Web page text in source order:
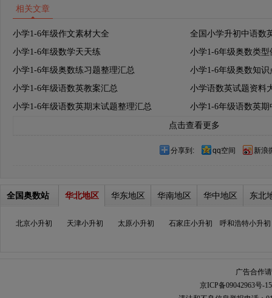
相关文章
小学1-6年级作文素材大全
全国小学升初中语数
小学1-6年级数学天天练
小学1-6年级奥数类
小学1-6年级奥数练习题整理汇总
小学1-6年级奥数知识
小学1-6年级语数英教案汇总
小学语数英试题资料
小学1-6年级语数英期末试题整理汇总
小学1-6年级语数英
点击查看更多
分享到: qq空间 新浪
全国奥数站 华北地区 华东地区 华南地区 华中地区 东北
北京小升初 天津小升初 太原小升初 石家庄小升初 呼和浩特小升初
广告合作
京ICP备09042963号-15